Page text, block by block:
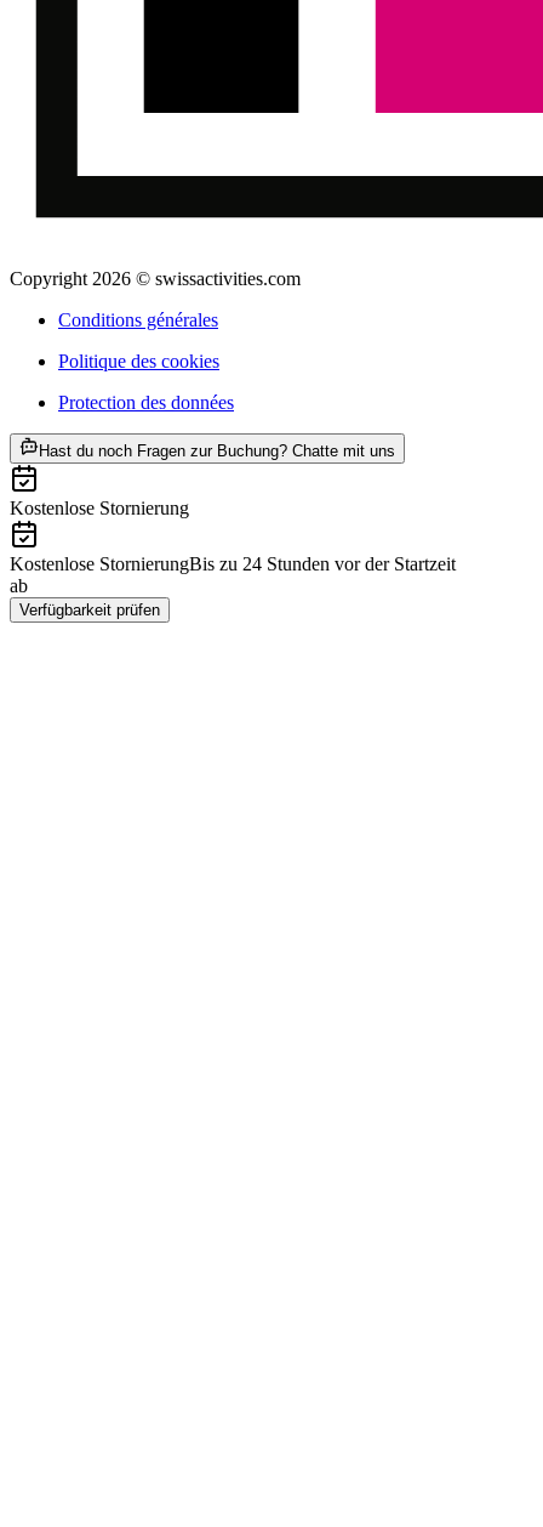
Copyright 2026 © swissactivities.com
Conditions générales
Politique des cookies
Protection des données
Hast du noch Fragen zur Buchung? Chatte mit uns
Kostenlose Stornierung
Kostenlose StornierungBis zu 24 Stunden vor der Startzeit
ab
Verfügbarkeit prüfen